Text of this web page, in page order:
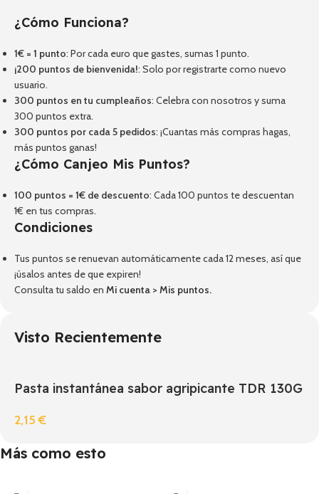
¿Cómo Funciona?
1€ = 1 punto: Por cada euro que gastes, sumas 1 punto.
¡200 puntos de bienvenida!: Solo por registrarte como nuevo
usuario.
300 puntos en tu cumpleaños: Celebra con nosotros y suma
300 puntos extra.
300 puntos por cada 5 pedidos: ¡Cuantas más compras hagas,
más puntos ganas!
¿Cómo Canjeo Mis Puntos?
100 puntos = 1€ de descuento: Cada 100 puntos te descuentan
1€ en tus compras.
Condiciones
Tus puntos se renuevan automáticamente cada 12 meses, así que
¡úsalos antes de que expiren!
Consulta tu saldo en Mi cuenta > Mis puntos.
Visto Recientemente
Pasta instantánea sabor agripicante TDR 130G
2,15€
Más como esto